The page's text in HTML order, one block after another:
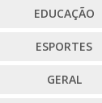
EDUCAÇÃO
ESPORTES
GERAL